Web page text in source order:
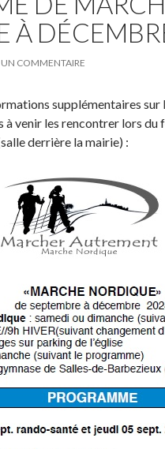
À
UN COMMENTAIRE
supplémentaires
à venir les rencontrer lors
derrière la mairie) :